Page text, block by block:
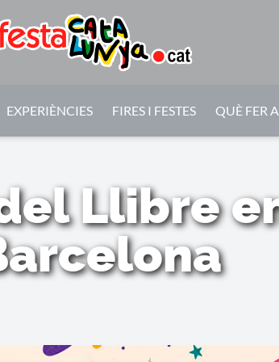
EXPERIÈNCIES FIRES I FESTES QUÈ FER
Llibre